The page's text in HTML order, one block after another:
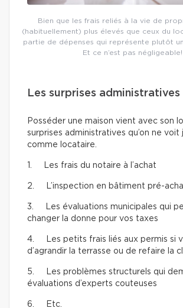
Bien que les frais reliés à la vie de
(habituellement) plus élevés que ceux du
partie de dépenses qui représente plutôt un
Et ce n’est pas négligeable!
Les surprises administratives
Posséder une maison vient avec son
surprises administratives qu’on ne voit
comme locataire.
1. Les frais du notaire à l’achat
2. L’inspection en bâtiment pré-
3. Les évaluations municipales qui
changer la donne pour vos taxes
4. Les petits frais liés aux permis si
d’agrandir la terrasse ou de refaire la
5. Les problèmes structurels qui
évaluations d’experts couteuses
6. Etc.